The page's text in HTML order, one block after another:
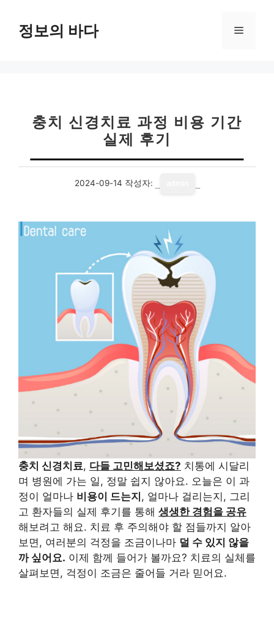
정보의 바다 메
충치 신경치료 과정 비용 기간
실제 후기
2024-09-14 작성자:
충치 신경치료, 다들 고민해보셨죠? 치통에 시달리
며 병원에 가는 일, 정말 쉽지 않아요. 오늘은 이 과
정이 얼마나 비용이 드는지 , 얼마나 걸리는지, 그리
고 환자들의 실제 후기를 통해 생생한 경험을 공유
해보려고 해요. 치료 후 주의해야 할 점들까지 알아
보면, 여러분의 걱정을 조금이나마 덜 수 있지 않을
까 싶어요. 이제 함께 들어가 볼까요? 치료의 실체를
살펴보면, 걱정이 조금은 줄어들 거라 믿어요.